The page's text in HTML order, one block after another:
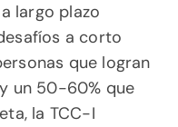
largo plazo
a corto
que logran
un 50-60% que
la TCC-I